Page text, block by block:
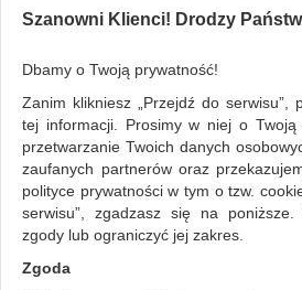
Archiwizacja dokumentów
Master-S z szyną, PP, A4/75mm, zielony
Szanowni Klienci! Drodzy
Dbamy o Twoją prywatność!
Zanim klikniesz „Przejdź do serwisu”,
tej informacji. Prosimy w niej o
przetwarzanie Twoich danych
zaufanych partnerów oraz
polityce prywatności w tym o tzw.
serwisu”, zgadzasz się na
zgody lub ograniczyć jej zakres.
Zgoda